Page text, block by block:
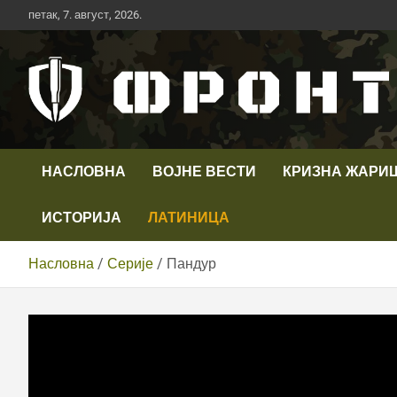
Скип
то
петак, 7. август, 2026.
Телевизија ФРОНТ
НАСЛОВНА ВОЈНЕ ВЕСТИ КРИЗНА
ИСТОРИЈА ЛАТИНИЦА
Насловна Серије Пандур